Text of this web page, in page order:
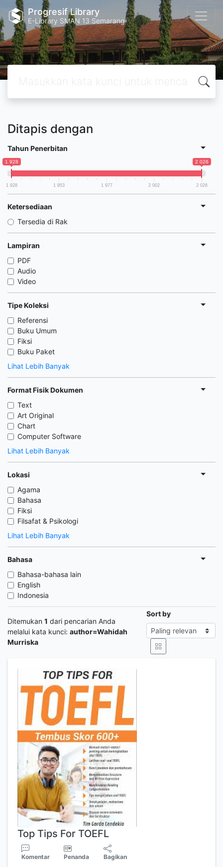
Progresif Library
E-Library SMAN 13 Semarang
Ditapis dengan
Tahun Penerbitan
1 928 2 026
1 928 1 953 1 977 2 002 2 026
Ketersediaan
Tersedia di Rak
Lampiran
PDF
Audio
Video
Tipe Koleksi
Referensi
Buku Umum
Fiksi
Buku Paket
Lihat Lebih Banyak
Format Fisik Dokumen
Text
Art Original
Chart
Computer Software
Lihat Lebih Banyak
Lokasi
Agama
Bahasa
Fiksi
Filsafat & Psikologi
Lihat Lebih Banyak
Bahasa
Bahasa-bahasa lain
English
Indonesia
Ditemukan 1 dari pencarian Anda
melalui kata kunci: author=Wahidah
Murriska
Sort by
Top Tips For TOEFL
Komentar Penanda Bagikan